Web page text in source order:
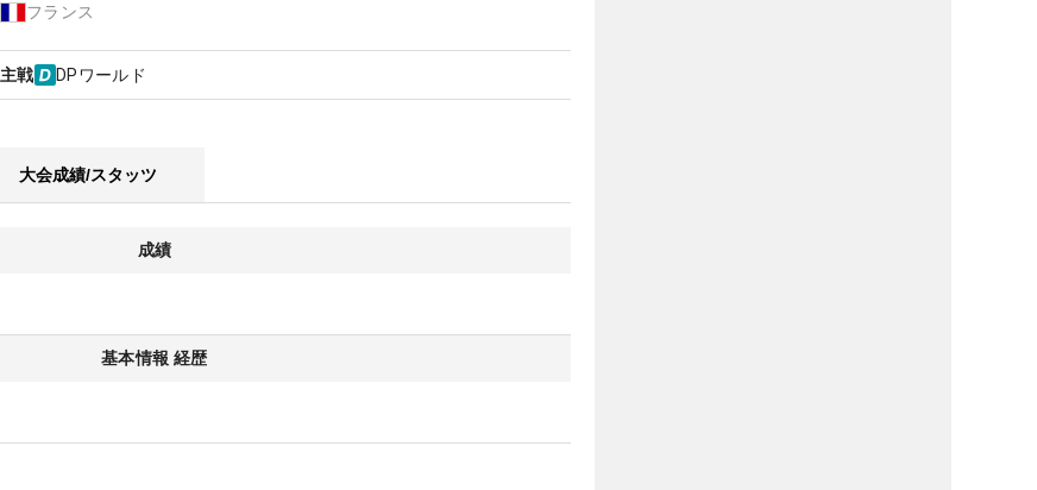
フランス
主戦 DPワールド
大会成績/スタッツ
成績
基本情報 経歴